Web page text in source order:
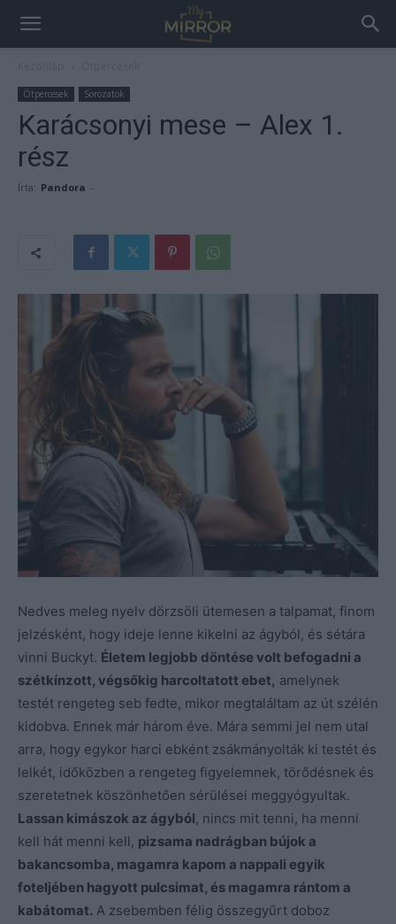
Ötpercesek Sorozatok
Karácsonyi mese – Alex 1.
rész
Írta: Pandora -
Nedves meleg nyelv dörzsöli ütemesen a talpamat, finom
jelzésként, hogy ideje lenne kikelni az ágyból, és sétára
vinni Buckyt. Életem legjobb döntése volt befogadni a
szétkínzott, végsőkig harcoltatott ebet, amelynek
testét rengeteg seb fedte, mikor megtaláltam az út szélén
kidobva. Ennek már három éve. Mára semmi jel nem utal
arra, hogy egykor harci ebként zsákmányolták ki testét és
lelkét, időközben a rengeteg figyelemnek, törődésnek és
szeretetnek köszönhetően sérülései meggyógyultak.
Lassan kimászok az ágyból, nincs mit tenni, ha menni
kell hát menni kell, pizsama nadrágban bújok a
bakancsomba, magamra kapom a nappali egyik
foteljében hagyott pulcsimat, és magamra rántom a
kabátomat. A zsebemben félig összegyűrt doboz